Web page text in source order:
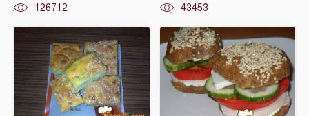
126712 43453